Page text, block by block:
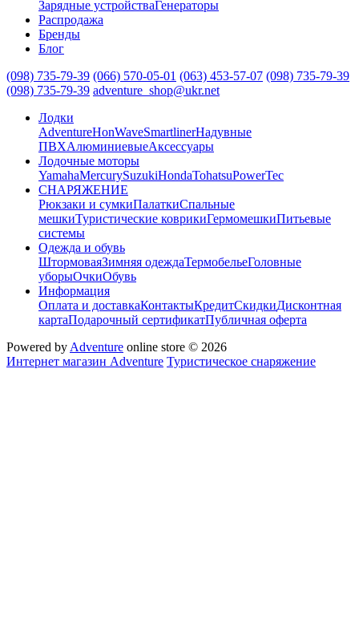
Зарядные устройстваГенераторы
Распродажа
Бренды
Блог
(098) 735-79-39 (066) 570-05-01 (063) 453-57-07 (098) 735-79-39
(098) 735-79-39 adventure_shop@ukr.net
Лодки
AdventureHonWaveSmartlinerНадувные
ПВХАлюминиевыеАксессуары
Лодочные моторы
YamahaMercurySuzukiHondaTohatsuPowerTec
СНАРЯЖЕНИЕ
Рюкзаки и сумкиПалаткиСпальные
мешкиТуристические коврикиГермомешкиПитьевые
системы
Одежда и обувь
ШтормоваяЗимняя одеждаТермобельеГоловные
уборыОчкиОбувь
Информация
Оплата и доставкаКонтактыКредитСкидкиДисконтная
картаПодарочный сертификатПубличная оферта
Powered by Adventure online store © 2026
Интернет магазин Adventure Туристическое снаряжение